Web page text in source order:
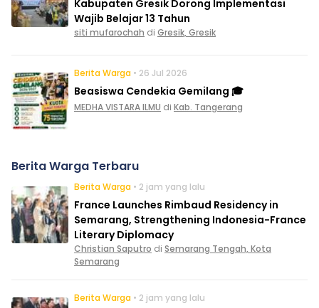
Kabupaten Gresik Dorong Implementasi
Wajib Belajar 13 Tahun
siti mufarochah di Gresik, Gresik
Berita Warga • 26 Jul 2026
Beasiswa Cendekia Gemilang 🎓
MEDHA VISTARA ILMU di Kab. Tangerang
Berita Warga Terbaru
Berita Warga • 2 jam yang lalu
France Launches Rimbaud Residency in
Semarang, Strengthening Indonesia-France
Literary Diplomacy
Christian Saputro di Semarang Tengah, Kota
Semarang
Berita Warga • 2 jam yang lalu